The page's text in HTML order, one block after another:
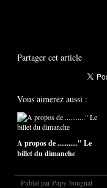
Partager cet article
Vous aimerez aussi :
A propos de ..........." Le
billet du dimanche
Publié par Papy-bougnat